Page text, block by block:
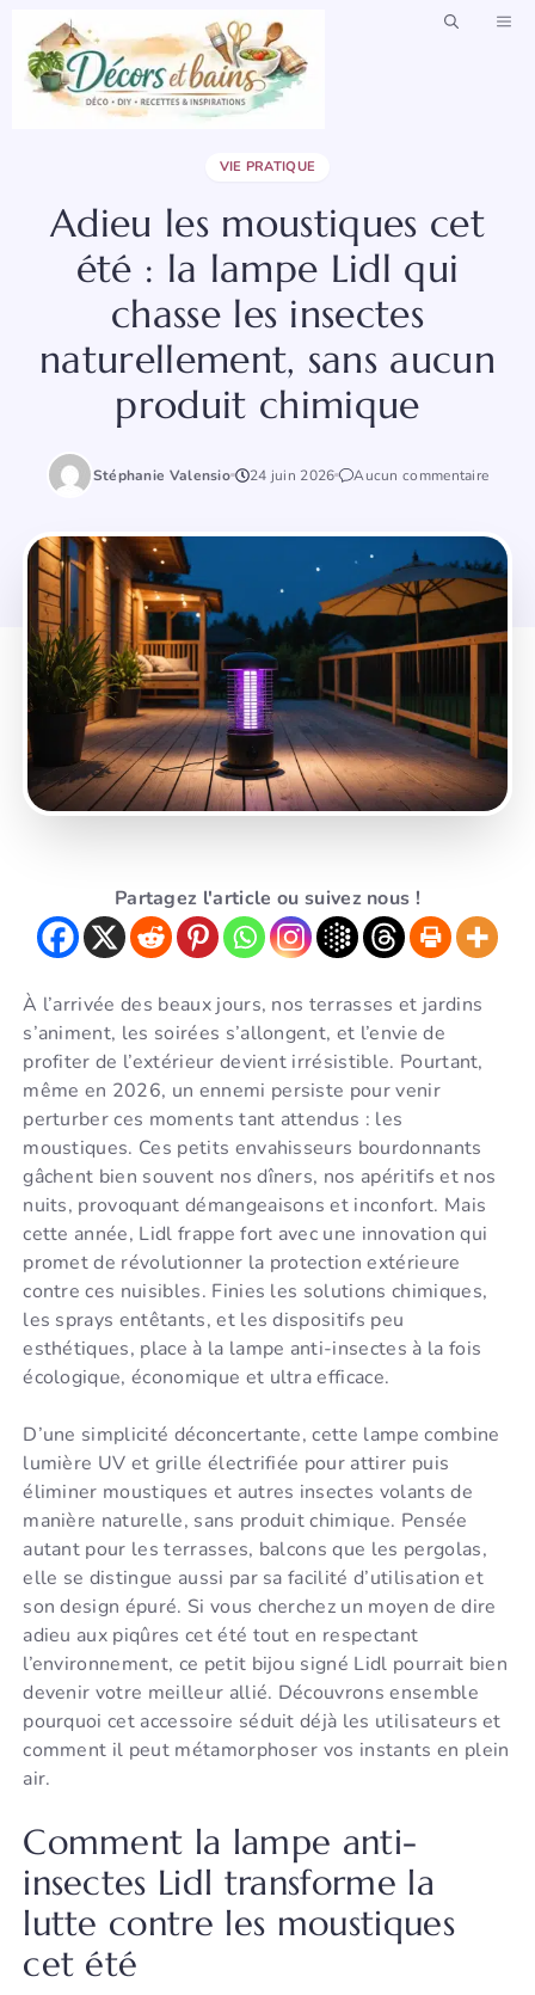
contenu
VIE PRATIQUE
Adieu les moustiques cet
été : la lampe Lidl qui
chasse les insectes
naturellement, sans aucun
produit chimique
Stéphanie Valensio 24 juin 2026 Aucun commentaire
Partagez l'article ou suivez nous !
À l’arrivée des beaux jours, nos terrasses et jardins
s’animent, les soirées s’allongent, et l’envie de
profiter de l’extérieur devient irrésistible. Pourtant,
même en 2026, un ennemi persiste pour venir
perturber ces moments tant attendus : les
moustiques. Ces petits envahisseurs bourdonnants
gâchent bien souvent nos dîners, nos apéritifs et nos
nuits, provoquant démangeaisons et inconfort. Mais
cette année, Lidl frappe fort avec une innovation qui
promet de révolutionner la protection extérieure
contre ces nuisibles. Finies les solutions chimiques,
les sprays entêtants, et les dispositifs peu
esthétiques, place à la lampe anti-insectes à la fois
écologique, économique et ultra efficace.
D’une simplicité déconcertante, cette lampe combine
lumière UV et grille électrifiée pour attirer puis
éliminer moustiques et autres insectes volants de
manière naturelle, sans produit chimique. Pensée
autant pour les terrasses, balcons que les pergolas,
elle se distingue aussi par sa facilité d’utilisation et
son design épuré. Si vous cherchez un moyen de dire
adieu aux piqûres cet été tout en respectant
l’environnement, ce petit bijou signé Lidl pourrait bien
devenir votre meilleur allié. Découvrons ensemble
pourquoi cet accessoire séduit déjà les utilisateurs et
comment il peut métamorphoser vos instants en plein
air.
Comment la lampe anti-
insectes Lidl transforme la
lutte contre les moustiques
cet été